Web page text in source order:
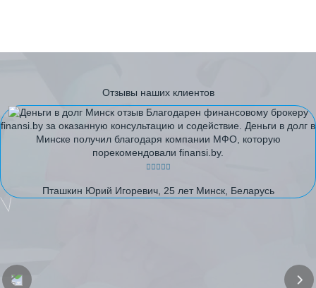
Отзывы наших клиентов
Благодарен финансовому брокеру
finansi.by за оказанную консультацию и содействие. Деньги в долг в
Минске получил благодаря компании МФО, которую
порекомендовали finansi.by.
Пташкин Юрий Игоревич, 25 лет Минск, Беларусь